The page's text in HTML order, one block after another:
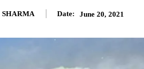
Date: June 20, 2021